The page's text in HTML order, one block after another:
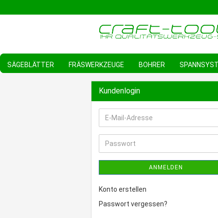
SÄGEBLÄTTER FRÄSWERKZEUGE BOHRER
Kundenlogin
E-
Mail-
Adresse
Passwort
ANMELDEN
Konto erstellen
Passwort vergessen?